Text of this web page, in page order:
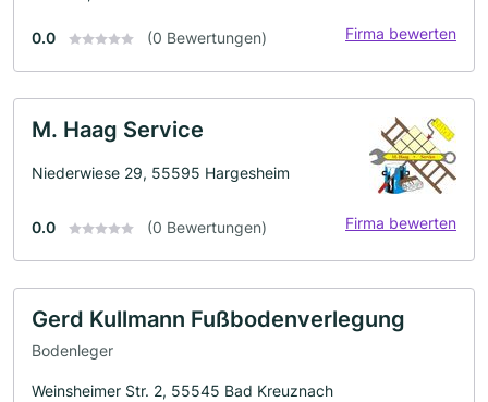
0.0 (0 Bewertungen) Firma bewerten
M. Haag Service
Niederwiese 29, 55595 Hargesheim
0.0 (0 Bewertungen) Firma bewerten
Gerd Kullmann Fußbodenverlegung
Bodenleger
Weinsheimer Str. 2, 55545 Bad Kreuznach